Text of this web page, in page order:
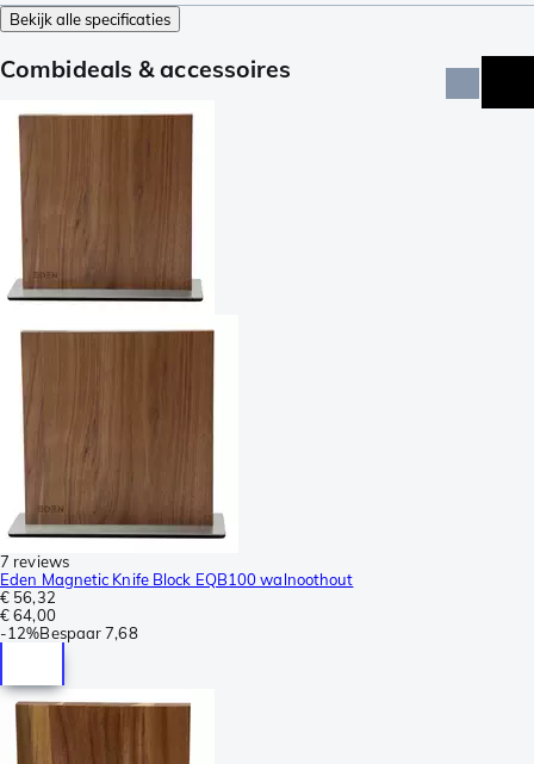
Bekijk alle specificaties
Combideals & accessoires
7 reviews
Eden Magnetic Knife Block EQB100 walnoothout
€ 56,32
€ 64,00
-12%Bespaar 7,68